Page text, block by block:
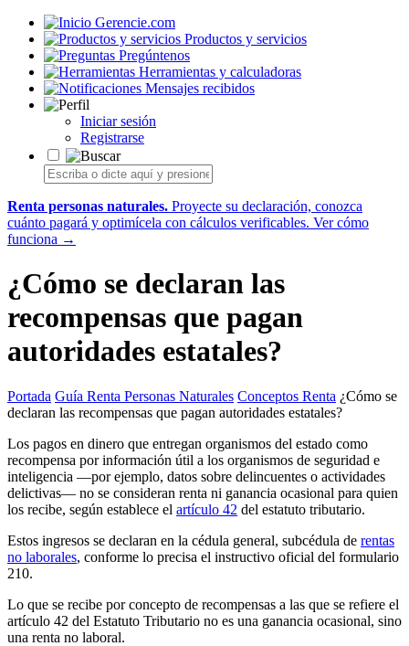
Gerencie.com
Productos y servicios
Pregúntenos
Herramientas y calculadoras
Mensajes recibidos
Iniciar sesión
Registrarse
Renta personas naturales. Proyecte su declaración, conozca
cuánto pagará y optimícela con cálculos verificables. Ver cómo
funciona →
¿Cómo se declaran las
recompensas que pagan
autoridades estatales?
Portada Guía Renta Personas Naturales Conceptos Renta ¿Cómo se
declaran las recompensas que pagan autoridades estatales?
Los pagos en dinero que entregan organismos del estado como
recompensa por información útil a los organismos de seguridad e
inteligencia —por ejemplo, datos sobre delincuentes o actividades
delictivas— no se consideran renta ni ganancia ocasional para quien
los recibe, según establece el artículo 42 del estatuto tributario.
Estos ingresos se declaran en la cédula general, subcédula de rentas
no laborales, conforme lo precisa el instructivo oficial del formulario
210.
Lo que se recibe por concepto de recompensas a las que se refiere el
artículo 42 del Estatuto Tributario no es una ganancia ocasional, sino
una renta no laboral.